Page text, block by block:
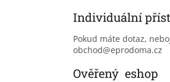
Individuální
Pokud máte dotaz,
obchod@eprodoma.cz
Ověřený eshop